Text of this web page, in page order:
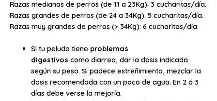
Razas medianas de perros (de 11 a 23Kg): 3 cucharitas/día.
Razas grandes de perros (de 24 a 34Kg): 5 cucharitas/día.
Razas muy grandes de perros (> 34Kg): 6 cucharitas/día.
Si tu peludo tiene problemas
digestivos como diarrea, dar la dosis indicada
según su peso. Si padece estreñimiento, mezclar la
dosis recomendada con un poco de agua. En 2 ó 3
días debe verse la mejoría.